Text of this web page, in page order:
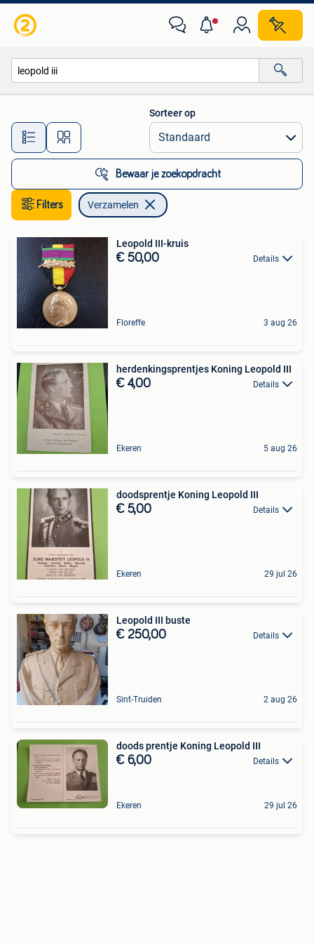
Alle afstanden…
Sorteer op
Bewaar je zoekopdracht
Filters Verzamelen
Leopold III-kruis
€ 50,00 Details
Floreffe 3 aug 26
herdenkingsprentjes Koning Leopold III
€ 4,00 Details
Ekeren 5 aug 26
doodsprentje Koning Leopold III
€ 5,00 Details
Ekeren 29 jul 26
Leopold III buste
€ 250,00 Details
Sint-Truiden 2 aug 26
doods prentje Koning Leopold III
€ 6,00 Details
Ekeren 29 jul 26